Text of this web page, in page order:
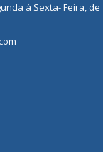
à Sexta- Feira, de